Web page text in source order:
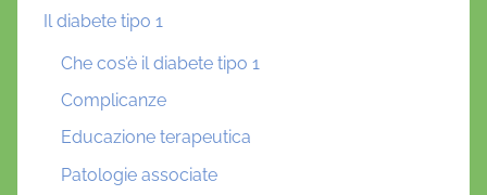
Il diabete tipo 1
Che cos’è il diabete tipo 1
Complicanze
Educazione terapeutica
Patologie associate